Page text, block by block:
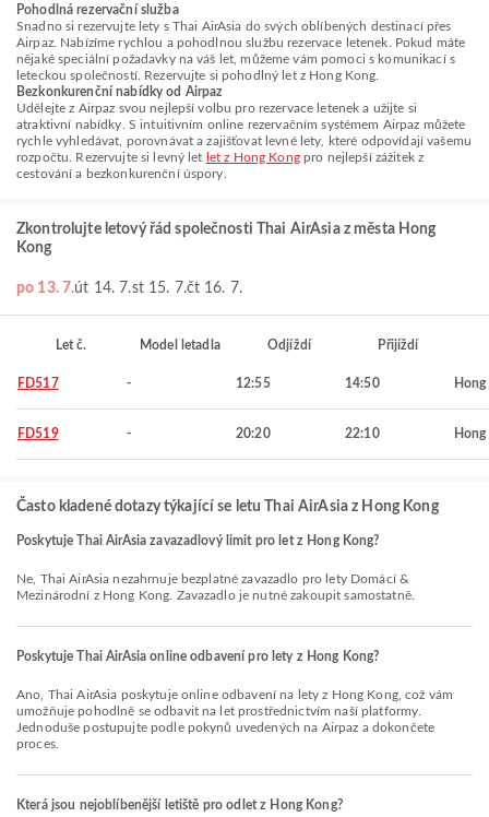
Pohodlná rezervační služba
Snadno si rezervujte lety s Thai AirAsia do svých oblíbených destinací přes
Airpaz. Nabízíme rychlou a pohodlnou službu rezervace letenek. Pokud máte
nějaké speciální požadavky na váš let, můžeme vám pomoci s komunikací s
leteckou společností. Rezervujte si pohodlný let z Hong Kong.
Bezkonkurenční nabídky od Airpaz
Udělejte z Airpaz svou nejlepší volbu pro rezervace letenek a užijte si
atraktivní nabídky. S intuitivním online rezervačním systémem Airpaz můžete
rychle vyhledávat, porovnávat a zajišťovat levné lety, které odpovídají vašemu
rozpočtu. Rezervujte si levný let let z Hong Kongpro nejlepší zážitek z
cestování a bezkonkurenční úspory.
Zkontrolujte letový řád společnosti Thai AirAsia z města Hong
Kong
po 13. 7.út 14. 7.st 15. 7.čt 16. 7.
Let č. Model letadla Odjíždí Přijíždí
FD517 - 12:55 14:50
FD519 - 20:20 22:10
Často kladené dotazy týkající se letu Thai AirAsia z Hong Kong
Poskytuje Thai AirAsia zavazadlový limit pro let z Hong Kong?
Ne, Thai AirAsia nezahrnuje bezplatné zavazadlo pro lety Domácí &
Mezinárodní z Hong Kong. Zavazadlo je nutné zakoupit samostatně.
Poskytuje Thai AirAsia online odbavení pro lety z Hong Kong?
Ano, Thai AirAsia poskytuje online odbavení na lety z Hong Kong, což vám
umožňuje pohodlně se odbavit na let prostřednictvím naší platformy.
Jednoduše postupujte podle pokynů uvedených na Airpaz a dokončete
proces.
Která jsou nejoblíbenější letiště pro odlet z Hong Kong?